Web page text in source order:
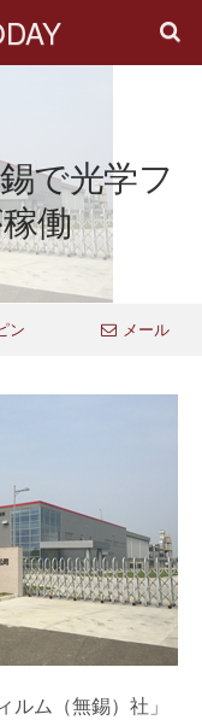
で光学フ
働
ン メール
ム（無錫）社」